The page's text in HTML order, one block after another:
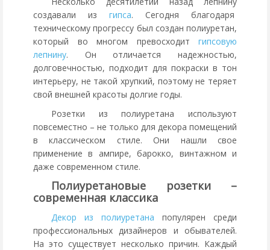
создавали из гипса. Сегодня благодаря
техническому прогрессу был создан полиуретан,
который во многом превосходит гипсовую
лепнину. Он отличается надежностью,
долговечностью, подходит для покраски в тон
интерьеру, не такой хрупкий, поэтому не теряет
свой внешней красоты долгие годы.
Розетки из полиуретана используют
повсеместно – не только для декора помещений
в классическом стиле. Они нашли свое
применение в ампире, барокко, винтажном и
даже современном стиле.
Полиуретановые розетки –
современная классика
Декор из полиуретана популярен среди
профессиональных дизайнеров и обывателей.
На это существует несколько причин. Каждый